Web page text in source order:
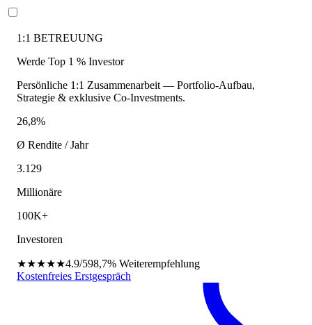
1:1 BETREUUNG
Werde Top 1 % Investor
Persönliche 1:1 Zusammenarbeit — Portfolio-Aufbau,
Strategie & exklusive Co-Investments.
26,8%
Ø Rendite / Jahr
3.129
Millionäre
100K+
Investoren
★★★★★4.9/598,7% Weiterempfehlung
Kostenfreies Erstgespräch